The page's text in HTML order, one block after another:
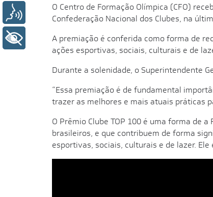
O Centro de Formação Olímpica (CFO)
Confederação Nacional dos Clubes, na
A premiação é conferida como forma de
ações esportivas, sociais, culturais e de
Durante a solenidade, o Superintendente
“Essa premiação é de fundamental
trazer as melhores e mais atuais práticas
O Prêmio Clube TOP 100 é uma forma de
brasileiros, e que contribuem de forma
esportivas, sociais, culturais e de lazer.
+ Acessibilidade